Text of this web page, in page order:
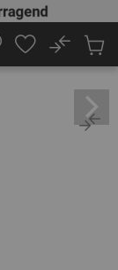
No